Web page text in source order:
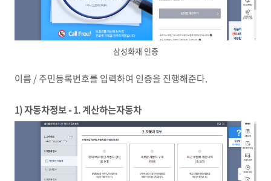
삼성화재 인증
이름 / 주민등록번호를 입력하여 인증을 진행해준다.
1) 자동차정보 - 1. 계산하는자동차